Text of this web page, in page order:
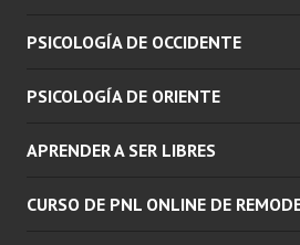
PSICOLOGÍA DE OCCIDENTE
PSICOLOGÍA DE ORIENTE
APRENDER A SER LIBRES
CURSO DE PNL ONLINE DE